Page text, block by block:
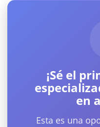
¡Sé el
en
Esta es una